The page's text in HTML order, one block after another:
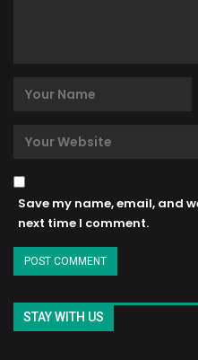
Save my name, email, and
next time I comment.
STAY WITH US